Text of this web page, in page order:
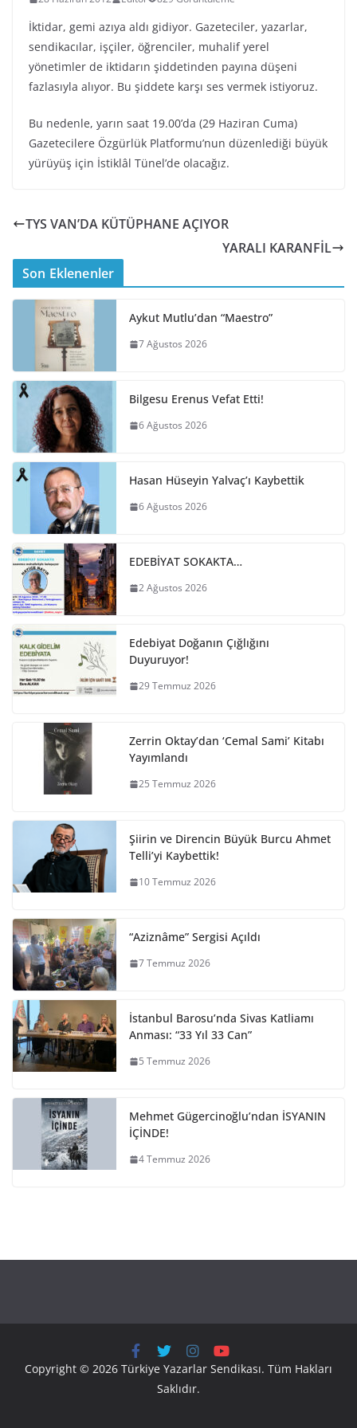
İktidar, gemi azıya aldı gidiyor. Gazeteciler, yazarlar,
sendikacılar, işçiler, öğrenciler, muhalif yerel
yönetimler de iktidarın şiddetinden payına düşeni
fazlasıyla alıyor. Bu şiddete karşı ses vermek istiyoruz.
Bu nedenle, yarın saat 19.00’da (29 Haziran Cuma)
Gazetecilere Özgürlük Platformu’nun düzenlediği büyük
yürüyüş için İstiklâl Tünel’de olacağız.
TYS VAN’DA KÜTÜPHANE AÇIYOR
YARALI KARANFİL
Son Eklenenler
Aykut Mutlu’dan “Maestro”
7 Ağustos 2026
Bilgesu Erenus Vefat Etti!
6 Ağustos 2026
Hasan Hüseyin Yalvaç’ı Kaybettik
6 Ağustos 2026
EDEBİYAT SOKAKTA…
2 Ağustos 2026
Edebiyat Doğanın Çığlığını
Duyuruyor!
29 Temmuz 2026
Zerrin Oktay’dan ‘Cemal Sami’ Kitabı
Yayımlandı
25 Temmuz 2026
Şiirin ve Direncin Büyük Burcu Ahmet
Telli’yi Kaybettik!
10 Temmuz 2026
“Aziznâme” Sergisi Açıldı
7 Temmuz 2026
İstanbul Barosu’nda Sivas Katliamı
Anması: “33 Yıl 33 Can”
5 Temmuz 2026
Mehmet Gügercinoğlu’ndan İSYANIN
İÇİNDE!
4 Temmuz 2026
Copyright © 2026 Türkiye Yazarlar Sendikası. Tüm Hakları
Saklıdır.